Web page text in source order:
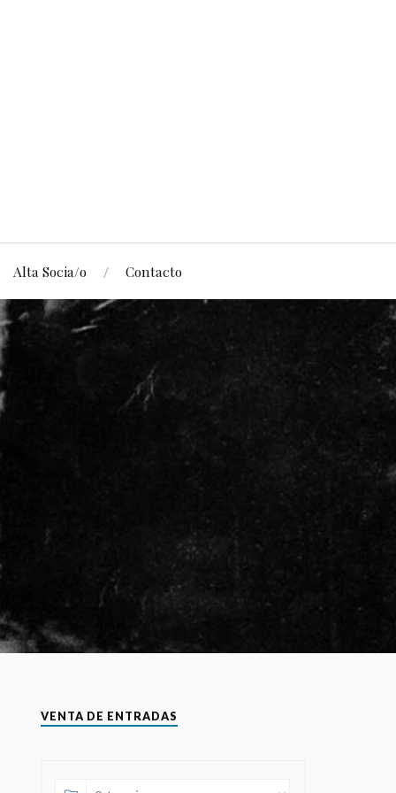
Alta Socia/o Contacto
VENTA DE ENTRADAS